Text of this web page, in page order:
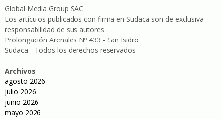
Global Media Group SAC
Los artículos publicados con firma en Sudaca son de exclusiva
responsabilidad de sus autores .
Prolongación Arenales Nº 433 - San Isidro
Sudaca - Todos los derechos reservados
Archivos
agosto 2026
julio 2026
junio 2026
mayo 2026